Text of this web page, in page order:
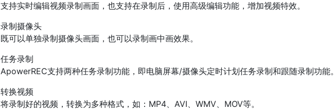
支持实时编辑视频录制画面，也支持在录制后，使用高级编辑功能，增加视频特效。
录制摄像头
既可以单独录制摄像头画面，也可以录制画中画效果。
任务录制
ApowerREC支持两种任务录制功能，即电脑屏幕/摄像头定时计划任务录制和跟随录制功能。
转换视频
将录制好的视频，转换为多种格式，如：MP4、AVI、WMV、MOV等。